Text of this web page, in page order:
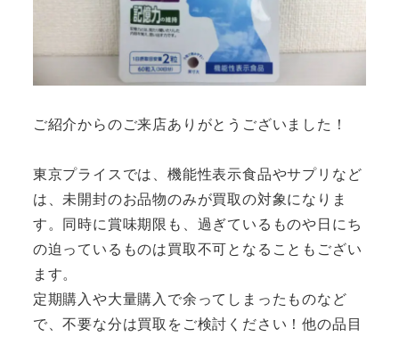
ご紹介からのご来店ありがとうございました！
東京プライスでは、機能性表示食品やサプリなど
は、未開封のお品物のみが買取の対象になりま
す。同時に賞味期限も、過ぎているものや日にち
の迫っているものは買取不可となることもござい
ます。
定期購入や大量購入で余ってしまったものなど
で、不要な分は買取をご検討ください！他の品目